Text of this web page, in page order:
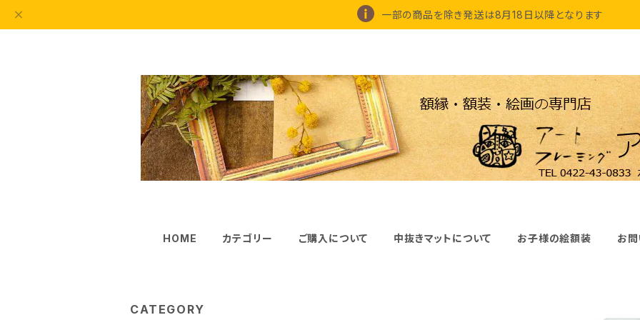
一部の商品を除き発送は8月18日以降となります
HOME カテゴリー ご購入について 中抜きマットについて お子様の絵額装 お
CATEGORY